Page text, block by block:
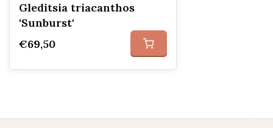
Gleditsia triacanthos
'Sunburst'
€69,50